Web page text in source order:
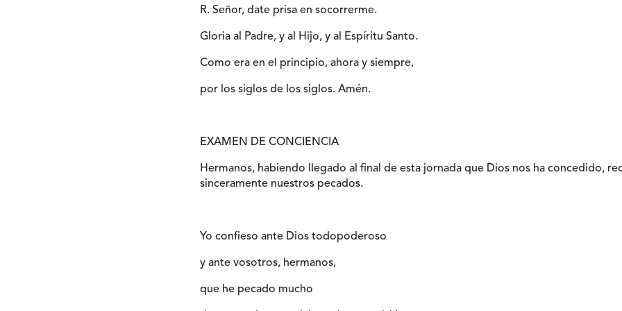
R. Señor, date prisa en socorrerme.
Gloria al Padre, y al Hijo, y al Espíritu Santo.
Como era en el principio, ahora y siempre,
por los siglos de los siglos. Amén.
EXAMEN DE CONCIENCIA
Hermanos, habiendo llegado al final de esta jornada que Dios nos ha concedido,
sinceramente nuestros pecados.
Yo confieso ante Dios todopoderoso
y ante vosotros, hermanos,
que he pecado mucho